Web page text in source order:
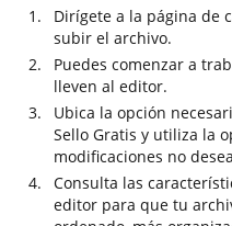
Dirígete a la página de
subir el archivo.
Puedes comenzar a
lleven al editor.
Ubica la opción
Sello Gratis y utiliza la
modificaciones no
Consulta las
editor para que tu